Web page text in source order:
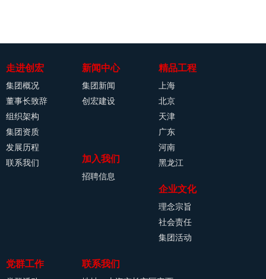
走进创宏
集团概况
董事长致辞
组织架构
集团资质
发展历程
联系我们
新闻中心
集团新闻
创宏建设
加入我们
招聘信息
精品工程
上海
北京
天津
广东
河南
黑龙江
企业文化
理念宗旨
社会责任
集团活动
党群工作 联系我们